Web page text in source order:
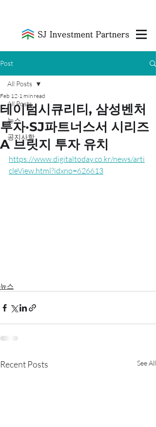
Post
All Posts
뉴스
공지사항
All Posts
테이텀시큐리티, 삼성벤처
투자·SJ파트너스서 시리즈
A 브릿지 투자 유치
Feb 12 1 min read
https://www.digitaltoday.co.kr/news/arti
cleView.html?idxno=626613
뉴스
Recent Posts See All